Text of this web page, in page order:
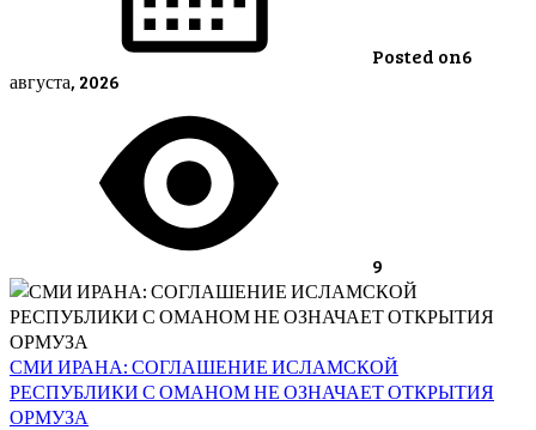
Posted on6
августа, 2026
9
СМИ ИРАНА: СОГЛАШЕНИЕ ИСЛАМСКОЙ
РЕСПУБЛИКИ С ОМАНОМ НЕ ОЗНАЧАЕТ ОТКРЫТИЯ
ОРМУЗА